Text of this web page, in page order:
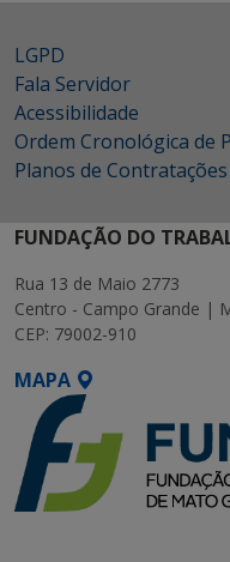
LGPD
Fala Servidor
Acessibilidade
Ordem Cronológica de
Planos de
FUNDAÇÃO DO
Rua 13 de Maio 2773
Centro - Campo Grande |
CEP: 79002-910
MAPA